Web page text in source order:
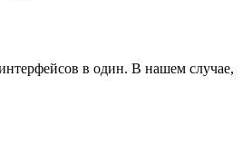
в один. В нашем случае,